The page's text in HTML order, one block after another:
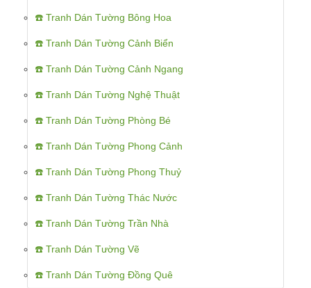
☎️ Tranh Dán Tường Bông Hoa
☎️ Tranh Dán Tường Cảnh Biển
☎️ Tranh Dán Tường Cảnh Ngang
☎️ Tranh Dán Tường Nghệ Thuật
☎️ Tranh Dán Tường Phòng Bé
☎️ Tranh Dán Tường Phong Cảnh
☎️ Tranh Dán Tường Phong Thuỷ
☎️ Tranh Dán Tường Thác Nước
☎️ Tranh Dán Tường Trần Nhà
☎️ Tranh Dán Tường Vẽ
☎️ Tranh Dán Tường Đồng Quê